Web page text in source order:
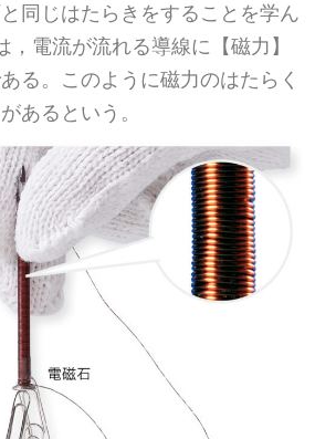
同じはたらきをすることを学ん
，電流が流れる導線に【磁力】
る。このように磁力のはたらく
あるという。